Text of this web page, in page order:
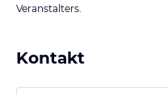
Veranstalters.
Kontakt